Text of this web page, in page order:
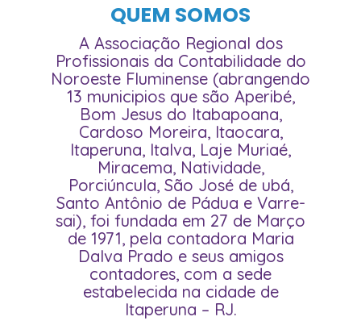
QUEM SOMOS
A Associação Regional dos
Profissionais da Contabilidade do
Noroeste Fluminense (abrangendo
13 municipios que são Aperibé,
Bom Jesus do Itabapoana,
Cardoso Moreira, Itaocara,
Itaperuna, Italva, Laje Muriaé,
Miracema, Natividade,
Porciúncula, São José de ubá,
Santo Antônio de Pádua e Varre-
sai), foi fundada em 27 de Março
de 1971, pela contadora Maria
Dalva Prado e seus amigos
contadores, com a sede
estabelecida na cidade de
Itaperuna – RJ.